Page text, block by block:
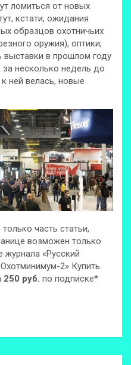
ломиться от новых
кстати, ожидания
образцов охотничьих
оружия), оптики,
в прошлом году
несколько недель до
ней велась, новые
часть статьи,
возможен только
журнала «Русский
2» Купить
250 руб. по подписке*